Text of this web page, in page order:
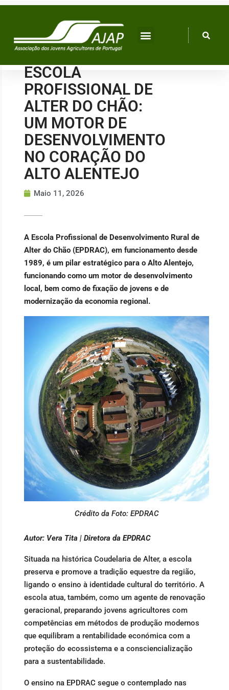
Skip
ESCOLA
PROFISSIONAL DE
ALTER DO CHÃO:
UM MOTOR DE
DESENVOLVIMENTO
NO CORAÇÃO DO
ALTO ALENTEJO
Maio 11, 2026
A Escola Profissional de Desenvolvimento Rural de
Alter do Chão (EPDRAC), em funcionamento desde
1989, é um pilar estratégico para o Alto Alentejo,
funcionando como um motor de desenvolvimento
local, bem como de fixação de jovens e de
modernização da economia regional.
Crédito da Foto: EPDRAC
Autor: Vera Tita | Diretora da EPDRAC
Situada na histórica Coudelaria de Alter, a escola
preserva e promove a tradição equestre da região,
ligando o ensino à identidade cultural do território. A
escola atua, também, como um agente de renovação
geracional, preparando jovens agricultores com
competências em métodos de produção modernos
que equilibram a rentabilidade económica com a
proteção do ecossistema e a consciencialização
para a sustentabilidade.
O ensino na EPDRAC segue o contemplado nas